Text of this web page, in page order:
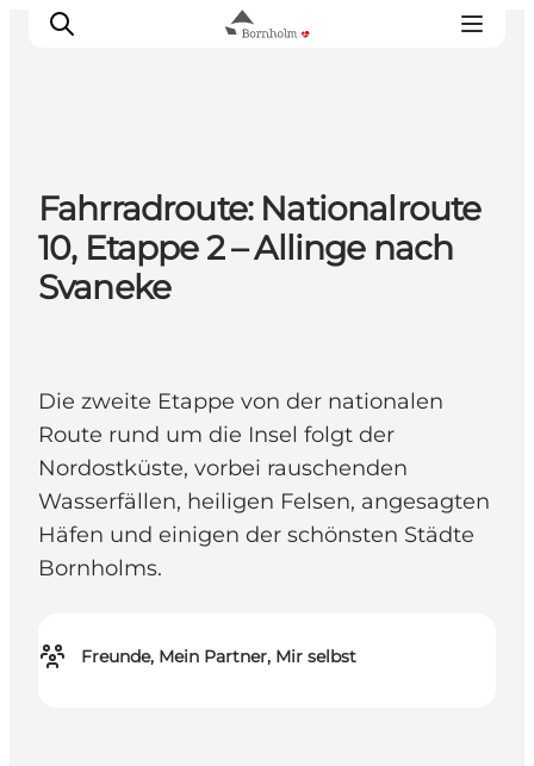
Bornholm entdecken
Küste & Natur
Inselleben
Essen & Genuss
Fahrradroute: Nationalroute
10, Etappe 2 – Allinge nach
Svaneke
Die zweite Etappe von der nationalen
Route rund um die Insel folgt der
Nordostküste, vorbei rauschenden
Wasserfällen, heiligen Felsen, angesagten
Häfen und einigen der schönsten Städte
Bornholms.
Freunde, Mein Partner, Mir selbst